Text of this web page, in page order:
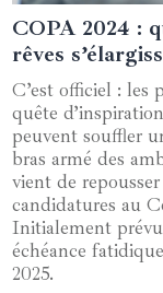
02 janvier 2025
COPA 2024 :
rêves
C’est officiel : les
quête
peuvent souffler
bras armé des
vient de
candidatures au
Initialement
échéance
2025.